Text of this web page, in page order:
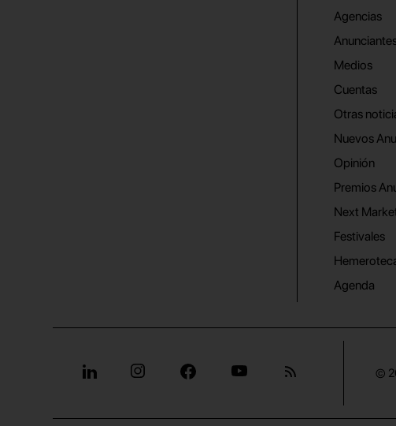
Agencias
Medios
Cuentas
Otras
Nuevos
Opinión
Premios
Next
Festivales
Agenda
©